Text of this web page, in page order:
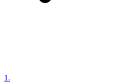
1 .